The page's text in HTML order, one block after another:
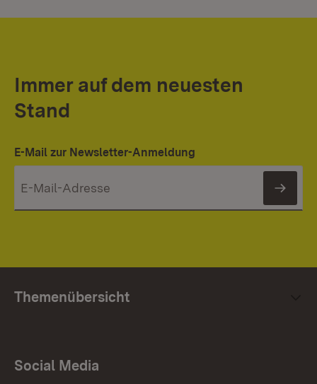
Immer auf dem neuesten
Stand
E-Mail zur Newsletter-Anmeldung
Themenübersicht
Social Media